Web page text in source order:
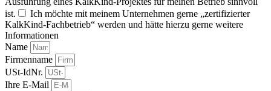
ist.
Ich möchte mit meinem Unternehmen gerne „zertifizierter
KalkKind-Fachbetrieb“ werden und hätte hierzu gerne weitere
Informationen
Name
Firmenname
USt-IdNr.
Ihre E-Mail